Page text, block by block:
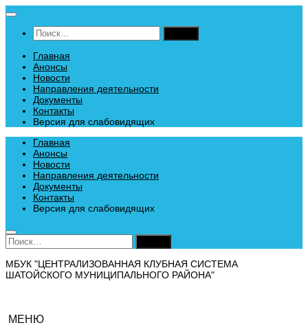
Перейти
содержимому
Найти:
Главная
Анонсы
Новости
Направления деятельности
Документы
Контакты
Версия для слабовидящих
Главная
Анонсы
Новости
Направления деятельности
Документы
Контакты
Версия для слабовидящих
Найти:
МБУК "ЦЕНТРАЛИЗОВАННАЯ КЛУБНАЯ СИСТЕМА
ШАТОЙСКОГО МУНИЦИПАЛЬНОГО РАЙОНА"
МЕНЮ